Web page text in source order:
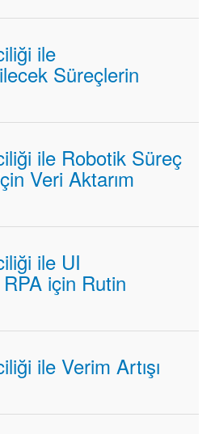
ile
Süreçlerin
ile Robotik Süreç
Veri Aktarım
ile UI
için Rutin
ile Verim Artışı